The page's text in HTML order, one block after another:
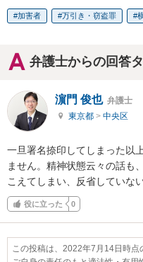
加害者 万引き・窃盗罪
弁護士からの回答
濵門 俊也 弁護士
東京都 > 中央区
一旦署名捺印してしまった以
ません。精神状態云々の話も
こえてしまい、反省していな
役に立った 0
この投稿は、2022年7月14日時点